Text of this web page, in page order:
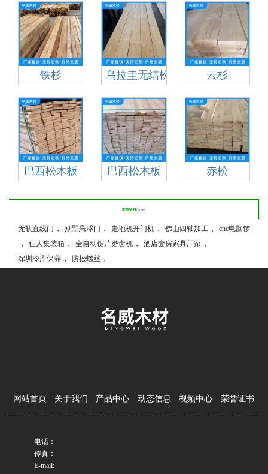
铁杉 乌拉圭无结松 云杉
巴西松木板 巴西松木板 赤松
友情链接/LINKS
无轨直线门 ， 别墅悬浮门 ， 走地机开门机 ， 佛山四轴加工 ， cnc电脑锣
， 住人集装箱 ， 全自动锯片磨齿机 ， 酒店套房家具厂家 ，
深圳冷库保养 ， 防松螺丝 ，
网站首页 关于我们 产品中心 动态信息 视频中心 荣誉证书
电话：
传真：
E-mail: